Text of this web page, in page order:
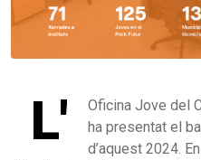
L'
Oficina Jove del
ha presentat el
d’aquest 2024.